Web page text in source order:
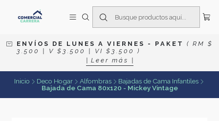
E N V Í O S D E L U N E S A V I E R N E S - P A K E T
( R M $
3 . 5 0 0 | V $ 3 . 5 0 0 | V I $ 3 . 5 0 0 )
| L e e r m á s |
Inicio Deco Hogar Alfombras
Bajadas de Cama Infantiles
Bajada de Cama 80x120 - Mickey Vintage